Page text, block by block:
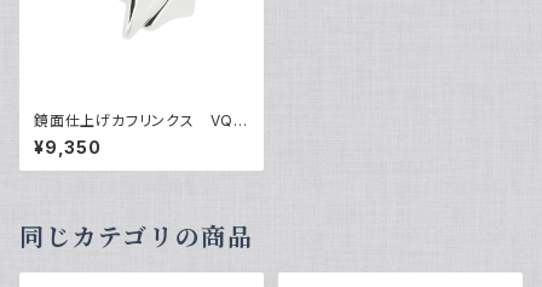
鏡面仕上げカフリンクス VQC
-0603
¥9,350
同じカテゴリの商品